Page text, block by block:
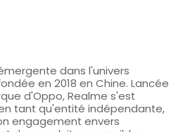
dans l'univers
en 2018 en Chine. Lancée
d'Oppo, Realme s'est
tant qu'entité indépendante,
engagement envers